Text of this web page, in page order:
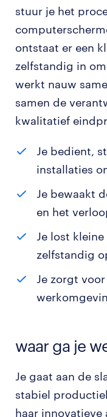
stuur je het
ontstaat er een
zelfstandig in
werkt nauw
samen de
kwalitatief
Je bedient,
installaties
Je bewaakt
en het
Je lost
zelfstandig
Je zorgt
waar ga je
Je gaat aan de
stabiel
haar innovatieve